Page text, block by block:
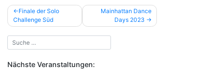
Nächste Veranstaltungen:
Beitragsnavigation
Finale der Solo
Challenge Süd
Mainhattan Dance
Days 2023